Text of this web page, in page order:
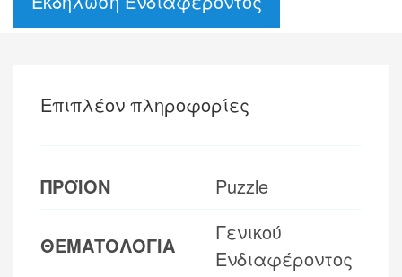
Επιπλέον πληροφορίες
ΠΡΟΪΟΝ Puzzle
ΘΕΜΑΤΟΛΟΓΙΑ
Γενικού
Ενδιαφέροντος